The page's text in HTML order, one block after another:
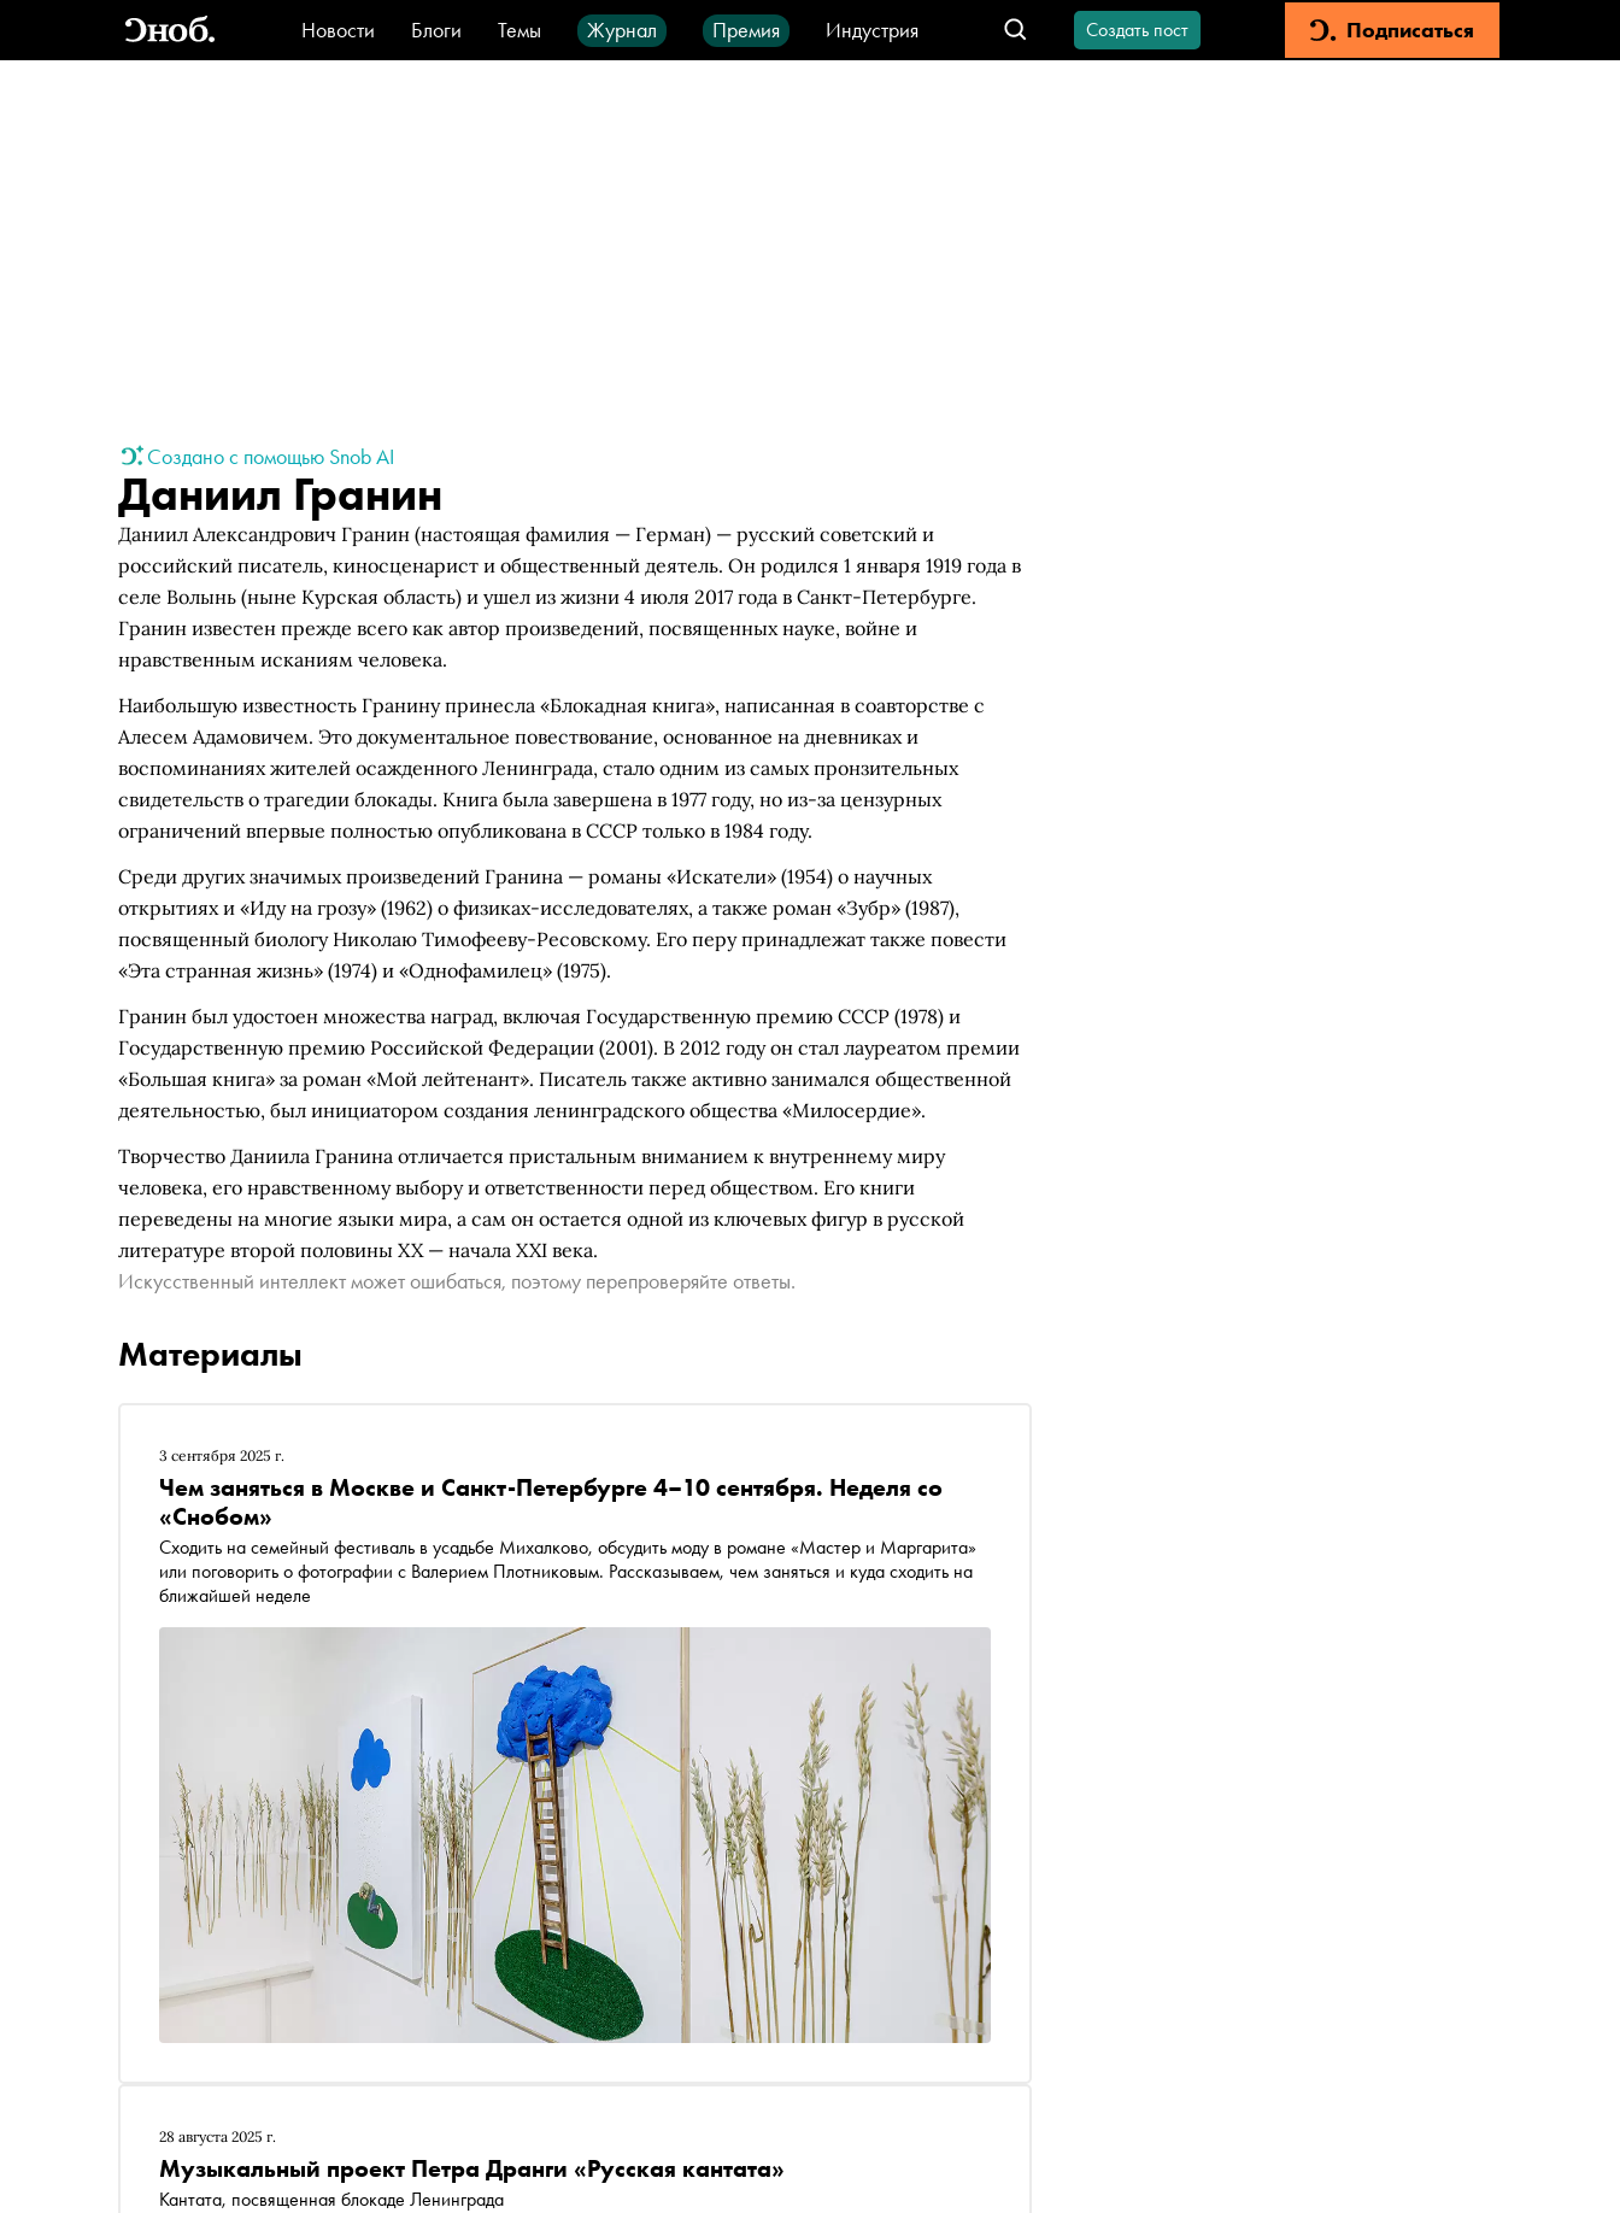
Новости Блоги Темы Журнал Премия
Индустрия
Стиль
Видео Город IT-продукты
Создать пост Подписаться
Создано с помощью Snob AI
Даниил Гранин
Даниил Александрович Гранин (настоящая фамилия — Герман) — русский советский и
российский писатель, киносценарист и общественный деятель. Он родился 1 января 1919 года в
селе Волынь (ныне Курская область) и ушел из жизни 4 июля 2017 года в Санкт-Петербурге.
Гранин известен прежде всего как автор произведений, посвященных науке, войне и
нравственным исканиям человека.
Наибольшую известность Гранину принесла «Блокадная книга», написанная в соавторстве с
Алесем Адамовичем. Это документальное повествование, основанное на дневниках и
воспоминаниях жителей осажденного Ленинграда, стало одним из самых пронзительных
свидетельств о трагедии блокады. Книга была завершена в 1977 году, но из-за цензурных
ограничений впервые полностью опубликована в СССР только в 1984 году.
Среди других значимых произведений Гранина — романы «Искатели» (1954) о научных
открытиях и «Иду на грозу» (1962) о физиках-исследователях, а также роман «Зубр» (1987),
посвященный биологу Николаю Тимофееву-Ресовскому. Его перу принадлежат также повести
«Эта странная жизнь» (1974) и «Однофамилец» (1975).
Гранин был удостоен множества наград, включая Государственную премию СССР (1978) и
Государственную премию Российской Федерации (2001). В 2012 году он стал лауреатом премии
«Большая книга» за роман «Мой лейтенант». Писатель также активно занимался общественной
деятельностью, был инициатором создания ленинградского общества «Милосердие».
Творчество Даниила Гранина отличается пристальным вниманием к внутреннему миру
человека, его нравственному выбору и ответственности перед обществом. Его книги
переведены на многие языки мира, а сам он остается одной из ключевых фигур в русской
литературе второй половины XX — начала XXI века.
Искусственный интеллект может ошибаться, поэтому перепроверяйте ответы.
Материалы
3 сентября 2025 г.
Чем заняться в Москве и Санкт-Петербурге 4–10 сентября. Неделя со
«Снобом»
Сходить на семейный фестиваль в усадьбе Михалково, обсудить моду в романе «Мастер и Маргарита»
или поговорить о фотографии с Валерием Плотниковым. Рассказываем, чем заняться и куда сходить на
ближайшей неделе
28 августа 2025 г.
Музыкальный проект Петра Дранги «Русская кантата»
Кантата, посвященная блокаде Ленинграда